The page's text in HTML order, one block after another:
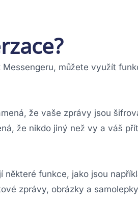
můžete využít
že vaše zprávy jsou
že nikdo jiný než vy a váš
funkce, jako jsou
zprávy, obrázky a